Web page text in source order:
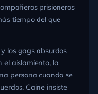
prisioneros
tiempo del que
los gags absurdos
el aislamiento, la
persona cuando se
Caine insiste